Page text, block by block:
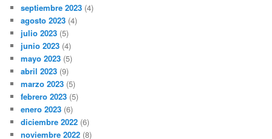
septiembre 2023 (4)
agosto 2023 (4)
julio 2023 (5)
junio 2023 (4)
mayo 2023 (5)
abril 2023 (9)
marzo 2023 (5)
febrero 2023 (5)
enero 2023 (6)
diciembre 2022 (6)
noviembre 2022 (8)